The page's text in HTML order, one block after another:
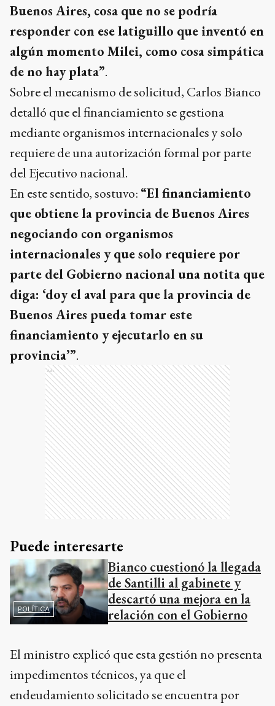
Buenos Aires, cosa que no se podría
responder con ese latiguillo que inventó en
algún momento Milei, como cosa simpática
de no hay plata”.
Sobre el mecanismo de solicitud, Carlos Bianco
detalló que el financiamiento se gestiona
mediante organismos internacionales y solo
requiere de una autorización formal por parte
del Ejecutivo nacional.
En este sentido, sostuvo: “El financiamiento
que obtiene la provincia de Buenos Aires
negociando con organismos
internacionales y que solo requiere por
parte del Gobierno nacional una notita que
diga: ‘doy el aval para que la provincia de
Buenos Aires pueda tomar este
financiamiento y ejecutarlo en su
provincia’”.
Ads
Puede interesarte
POLÍTICA
Bianco cuestionó la llegada
de Santilli al gabinete y
descartó una mejora en la
relación con el Gobierno
El ministro explicó que esta gestión no presenta
impedimentos técnicos, ya que el
endeudamiento solicitado se encuentra por